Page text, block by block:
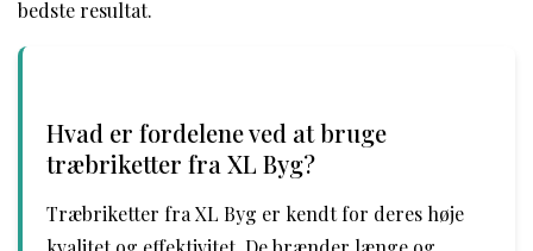
bedste resultat.
Hvad er fordelene ved at bruge
træbriketter fra XL Byg?
Træbriketter fra XL Byg er kendt for deres høje